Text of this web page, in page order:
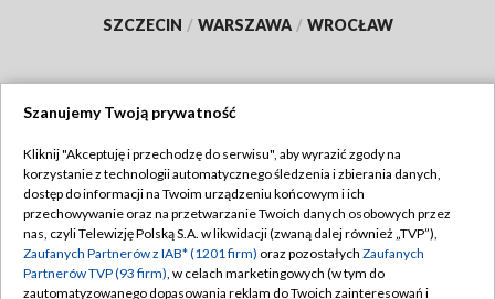
SZCZECIN / WARSZAWA / WROCŁAW
TVP
Abonament TVP
Emisja w TVP
Centrum informacji TVP
Regulamin TVP
Polityka prywatności
Moje zgody
Szanujemy Twoją prywatność
Kliknij "Akceptuję i przechodzę do serwisu", aby wyrazić zgody na
korzystanie z technologii automatycznego śledzenia i zbierania danych,
dostęp do informacji na Twoim urządzeniu końcowym i ich
przechowywanie oraz na przetwarzanie Twoich danych osobowych przez
nas, czyli Telewizję Polską S.A. w likwidacji (zwaną dalej również „TVP”),
Zaufanych Partnerów z IAB* (1201 firm) oraz pozostałych Zaufanych
Partnerów TVP (93 firm), w celach marketingowych (w tym do
zautomatyzowanego dopasowania reklam do Twoich zainteresowań i